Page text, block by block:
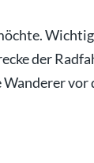
der
vor